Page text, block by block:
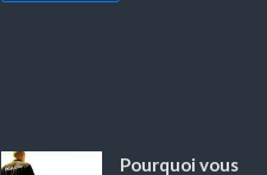
Pourquoi vous